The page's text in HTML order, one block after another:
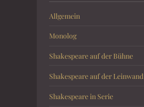
Allgemein
Monolog
Shakespeare auf der Bühne
Shakespeare auf der Leinwand
Shakespeare in Serie